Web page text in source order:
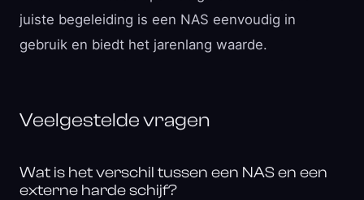
juiste begeleiding is een NAS eenvoudig in
gebruik en biedt het jarenlang waarde.
Veelgestelde vragen
Wat is het verschil tussen een NAS en een
externe harde schijf?